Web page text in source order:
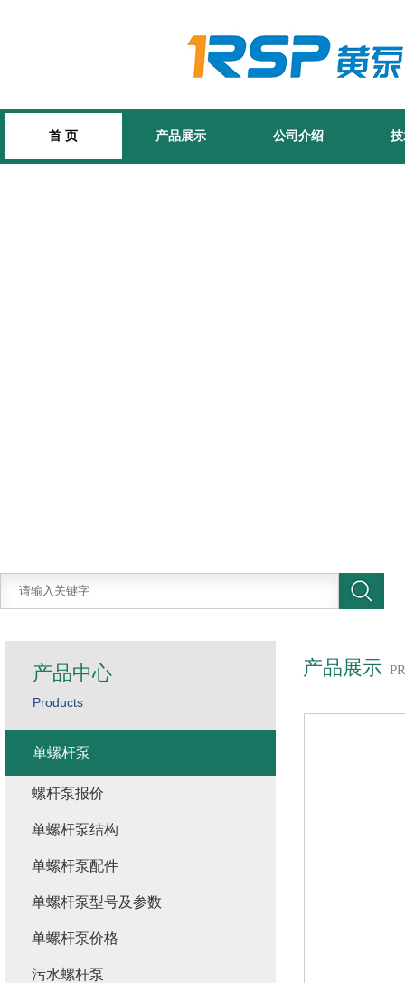
首 页 产品展示 公司介绍
产品展示
产品中心
Products
单螺杆泵
螺杆泵报价
单螺杆泵结构
单螺杆泵配件
单螺杆泵型号及参数
单螺杆泵价格
污水螺杆泵